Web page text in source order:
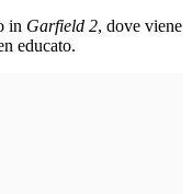
in Garfield 2, dove viene
educato.